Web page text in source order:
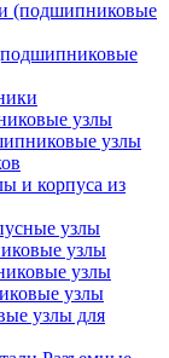
узлы
узлы
и корпуса из
узлы
узлы
узлы
узлы
узлы для